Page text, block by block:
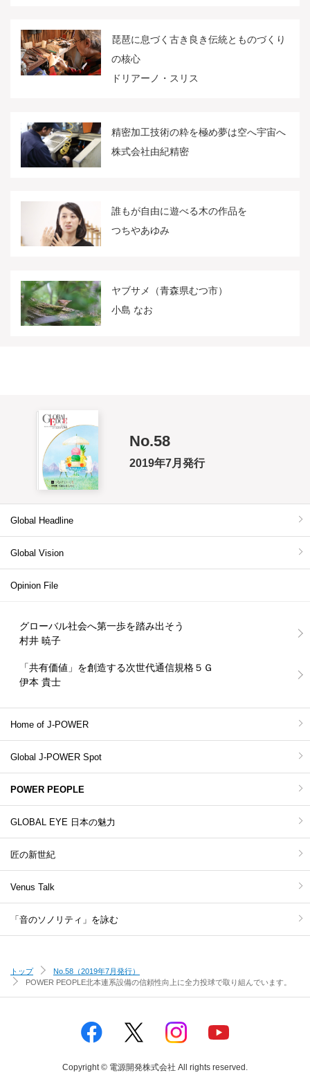
琵琶に息づく古き良き伝統とものづくり
の核心
ドリアーノ・スリス
精密加工技術の粋を極め夢は空へ宇宙へ
株式会社由紀精密
誰もが自由に遊べる木の作品を
つちやあゆみ
ヤブサメ（青森県むつ市）
小島 なお
No.58
2019年7月発行
Global Headline
Global Vision
Opinion File
グローバル社会へ第一歩を踏み出そう
村井 暁子
「共有価値」を創造する次世代通信規格５Ｇ
伊本 貴士
Home of J-POWER
Global J-POWER Spot
POWER PEOPLE
GLOBAL EYE 日本の魅力
匠の新世紀
Venus Talk
「音のソノリティ」を詠む
トップ
No.58（2019年7月発行）
POWER PEOPLE北本連系設備の信頼性向上に全力投球で取り組んでいます。
Copyright © 電源開発株式会社 All rights reserved.